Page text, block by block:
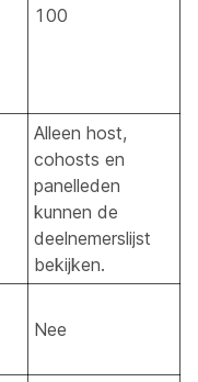
100
Alleen host,
cohosts en
panelleden
kunnen de
deelnemerslijst
bekijken.
Nee